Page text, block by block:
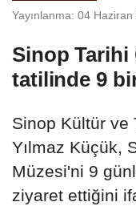
Yayınlanma: 04
Sinop Tarihi
tatilinde 9
Sinop Kültür ve
Yılmaz Küçük,
Müzesi'ni 9
ziyaret ettiğini